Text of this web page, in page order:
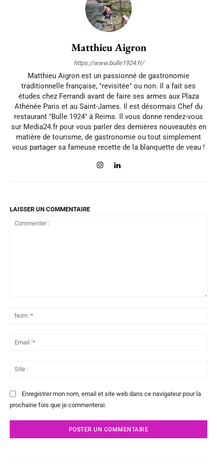
Matthieu Aigron
https://www.bulle1924.fr/
Matthieu Aigron est un passionné de gastronomie
traditionnelle française, "revisitée" ou non. Il a fait ses
études chez Ferrandi avant de faire ses armes aux Plaza
Athénée Paris et au Saint-James. Il est désormais Chef du
restaurant "Bulle 1924" à Reims. Il vous donne rendez-vous
sur Media24.fr pour vous parler des dernières nouveautés en
matière de tourisme, de gastronomie ou tout simplement
vous partager sa fameuse recette de la blanquette de veau !
LAISSER UN COMMENTAIRE
Enregistrer mon nom, email et site web dans ce navigateur pour la
prochaine fois que je commenterai.